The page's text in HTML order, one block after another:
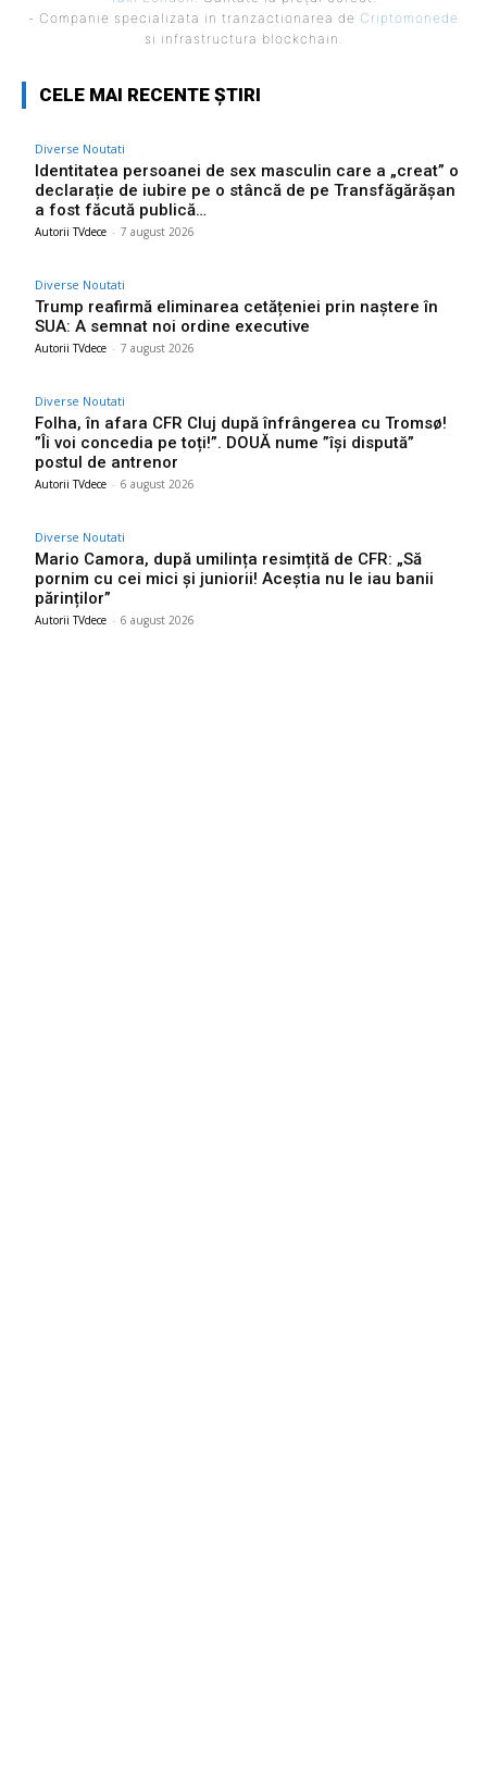
- Companie specializata in tranzactionarea de Criptomonede
si infrastructura blockchain.
CELE MAI RECENTE ȘTIRI
Diverse Noutati
Identitatea persoanei de sex masculin care a „creat” o
declarație de iubire pe o stâncă de pe Transfăgărășan
a fost făcută publică…
Autorii TVdece - 7 august 2026
Diverse Noutati
Trump reafirmă eliminarea cetățeniei prin naștere în
SUA: A semnat noi ordine executive
Autorii TVdece - 7 august 2026
Diverse Noutati
Folha, în afara CFR Cluj după înfrângerea cu Tromsø!
”Îi voi concedia pe toți!”. DOUĂ nume ”își dispută”
postul de antrenor
Autorii TVdece - 6 august 2026
Diverse Noutati
Mario Camora, după umilința resimțită de CFR: „Să
pornim cu cei mici și juniorii! Aceștia nu le iau banii
părinților”
Autorii TVdece - 6 august 2026